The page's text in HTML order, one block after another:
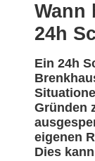
Wann
24h
Ein 24h
Gründen
eigenen
Dies